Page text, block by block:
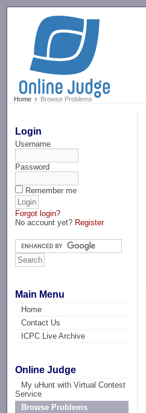
Home Browse Problems
Login
Username
Password
Remember me
Forgot login?
No account yet? Register
Main Menu
Home
Contact Us
ICPC Live Archive
Online Judge
My uHunt with Virtual Contest
Service
Browse Problems